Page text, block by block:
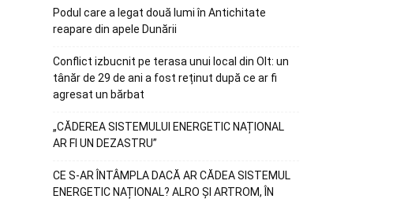
Podul care a legat două lumi în Antichitate
reapare din apele Dunării
Conflict izbucnit pe terasa unui local din Olt: un
tânăr de 29 de ani a fost reținut după ce ar fi
agresat un bărbat
„CĂDEREA SISTEMULUI ENERGETIC NAȚIONAL
AR FI UN DEZASTRU”
CE S-AR ÎNTÂMPLA DACĂ AR CĂDEA SISTEMUL
ENERGETIC NAȚIONAL? ALRO ȘI ARTROM, ÎN